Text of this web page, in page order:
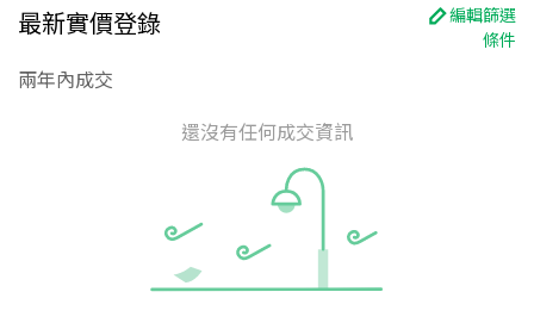
最新實價登錄
編輯篩選
條件
兩年內成交
還沒有任何成交資訊